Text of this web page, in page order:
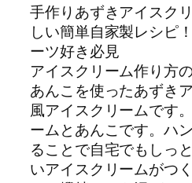
手作りあずきアイスク
しい簡単自家製レシピ
ーツ好き必見
アイスクリーム作り方
あんこを使ったあずき
風アイスクリームです
ームとあんこです。ハ
ることで自宅でもしっ
いアイスクリームがつ